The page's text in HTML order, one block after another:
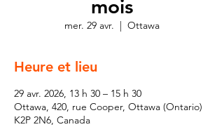
mois
mer. 29 avr.
  |
Ottawa
Heure et lieu
29 avr. 2026, 13 h 30 – 15 h 30
Ottawa, 420, rue Cooper, Ottawa (Ontario)
K2P 2N6, Canada